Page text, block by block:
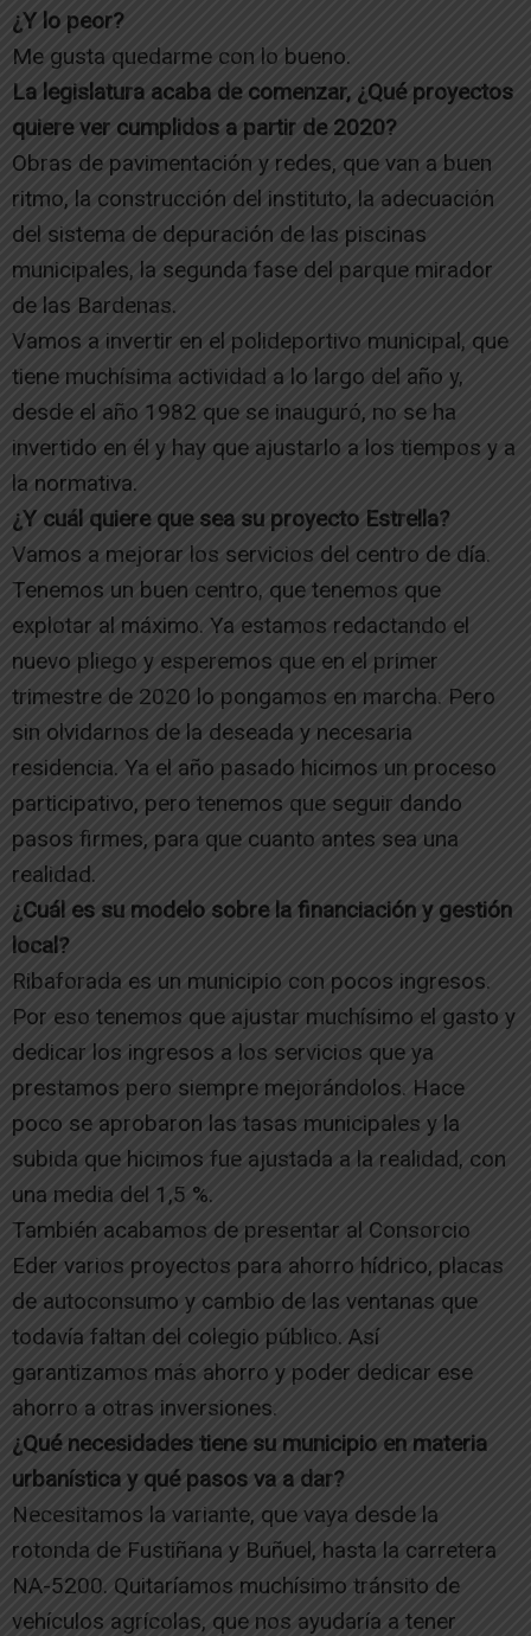
¿Y lo peor?
Me gusta quedarme con lo bueno.
La legislatura acaba de comenzar, ¿Qué proyectos
quiere ver cumplidos a partir de 2020?
Obras de pavimentación y redes, que van a buen
ritmo, la construcción del instituto, la adecuación
del sistema de depuración de las piscinas
municipales, la segunda fase del parque mirador
de las Bardenas.
Vamos a invertir en el polideportivo municipal, que
tiene muchísima actividad a lo largo del año y,
desde el año 1982 que se inauguró, no se ha
invertido en él y hay que ajustarlo a los tiempos y a
la normativa.
¿Y cuál quiere que sea su proyecto Estrella?
Vamos a mejorar los servicios del centro de día.
Tenemos un buen centro, que tenemos que
explotar al máximo. Ya estamos redactando el
nuevo pliego y esperemos que en el primer
trimestre de 2020 lo pongamos en marcha. Pero
sin olvidarnos de la deseada y necesaria
residencia. Ya el año pasado hicimos un proceso
participativo, pero tenemos que seguir dando
pasos firmes, para que cuanto antes sea una
realidad.
¿Cuál es su modelo sobre la financiación y gestión
local?
Ribaforada es un municipio con pocos ingresos.
Por eso tenemos que ajustar muchísimo el gasto y
dedicar los ingresos a los servicios que ya
prestamos pero siempre mejorándolos. Hace
poco se aprobaron las tasas municipales y la
subida que hicimos fue ajustada a la realidad, con
una media del 1,5 %.
También acabamos de presentar al Consorcio
Eder varios proyectos para ahorro hídrico, placas
de autoconsumo y cambio de las ventanas que
todavía faltan del colegio público. Así
garantizamos más ahorro y poder dedicar ese
ahorro a otras inversiones.
¿Qué necesidades tiene su municipio en materia
urbanística y qué pasos va a dar?
Necesitamos la variante, que vaya desde la
rotonda de Fustiñana y Buñuel, hasta la carretera
NA-5200. Quitaríamos muchísimo tránsito de
vehículos agrícolas, que nos ayudaría a tener